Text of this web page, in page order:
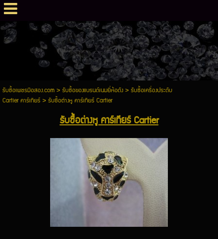
รับซื้อเพชรมือสอง.com> รับซื้อของแบรนด์เนมยี่ห้อดัง> รับซื้อเครื่องประดับ
Cartier คาร์เทียร์> รับซื้อต่างหู คาร์เทียร์ Cartier
รับซื้อต่างหู คาร์เทียร์ Cartier